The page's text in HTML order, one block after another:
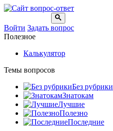
Войти Задать вопрос
Полезное
Калькулятор
Темы вопросов
Без рубрики
Знатокам
Лучшие
Полезно
Последние